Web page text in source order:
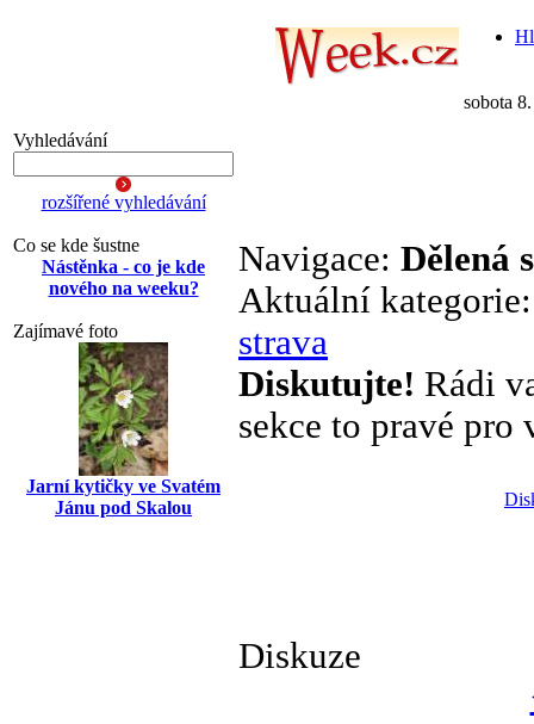
sobota
Vyhledávání
rozšířené vyhledávání
Co se kde šustne
Nástěnka - co je kde
nového na weeku?
Zajímavé foto
Jarní kytičky ve Svatém
Jánu pod Skalou
Navigace: Dělená
Aktuální
strava
Diskutujte! Rádi
sekce to pravé pro
Diskuze